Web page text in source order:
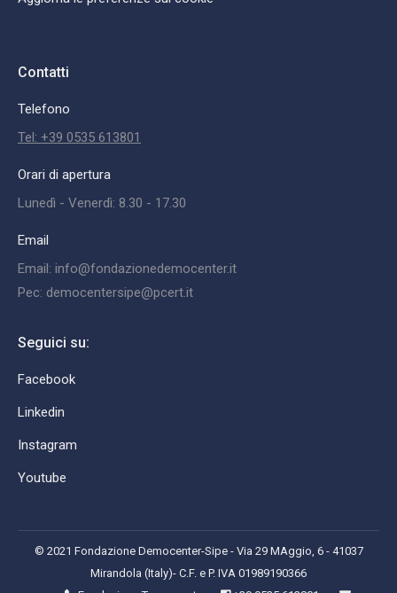
Contatti
Telefono
Tel: +39 0535 613801
Orari di apertura
Lunedì - Venerdì: 8.30 - 17.30
Email
Email: info@fondazionedemocenter.it
Pec: democentersipe@pcert.it
Seguici su:
Facebook
Linkedin
Instagram
Youtube
© 2021 Fondazione Democenter-Sipe - Via 29 MAggio, 6 - 41037
Mirandola (Italy)- C.F. e P. IVA 01989190366